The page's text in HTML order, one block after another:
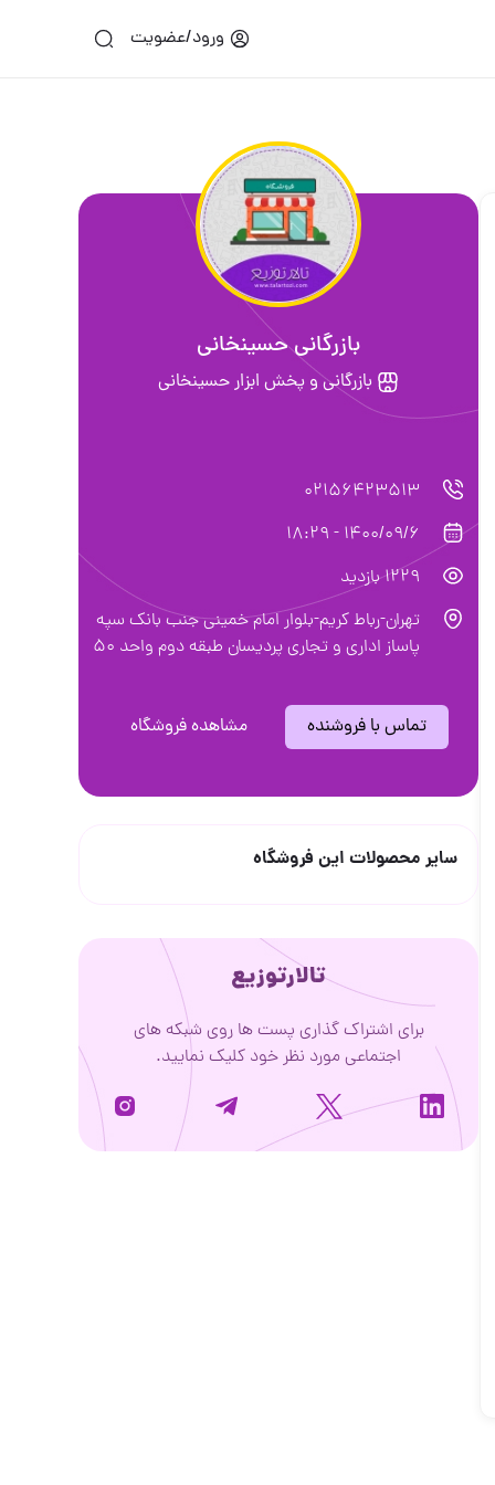
ورود/عضویت
بازرگانی حسینخانی
بازرگانی و پخش ابزار حسینخانی
02156423513
1400/09/6 - 18:29
1229 بازدید
تهران-رباط کریم-بلوار امام خمینی جنب بانک سپه
پاساز اداری و تجاری پردیسان طبقه دوم واحد 50
تماس با فروشنده مشاهده فروشگاه
سایر محصولات این فروشگاه
تالارتوزیع
برای اشتراک گذاری پست ها روی شبکه های
اجتماعی مورد نظر خود کلیک نمایید.